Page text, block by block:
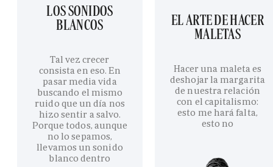
LOS SONIDOS
BLANCOS
Tal vez crecer
consista en eso. En
pasar media vida
buscando el mismo
ruido que un día nos
hizo sentir a salvo.
Porque todos, aunque
no lo sepamos,
llevamos un sonido
blanco dentro
EL ARTE DE HACER
MALETAS
Hacer una maleta es
deshojar la margarita
de nuestra relación
con el capitalismo:
esto me hará falta,
esto no